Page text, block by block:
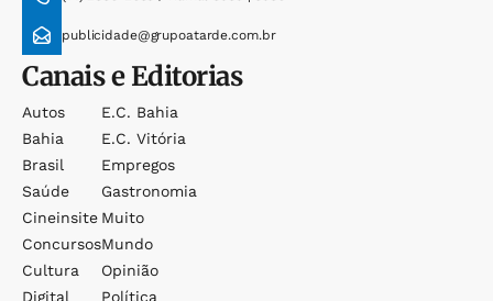
publicidade@grupoatarde.com.br
Canais e Editorias
Autos
Bahia
Brasil
Saúde
Cineinsite
Concursos
Cultura
Digital
E.c. Bahia
E.c. Vitória
Empregos
Gastronomia
Muito
Mundo
Opinião
Política